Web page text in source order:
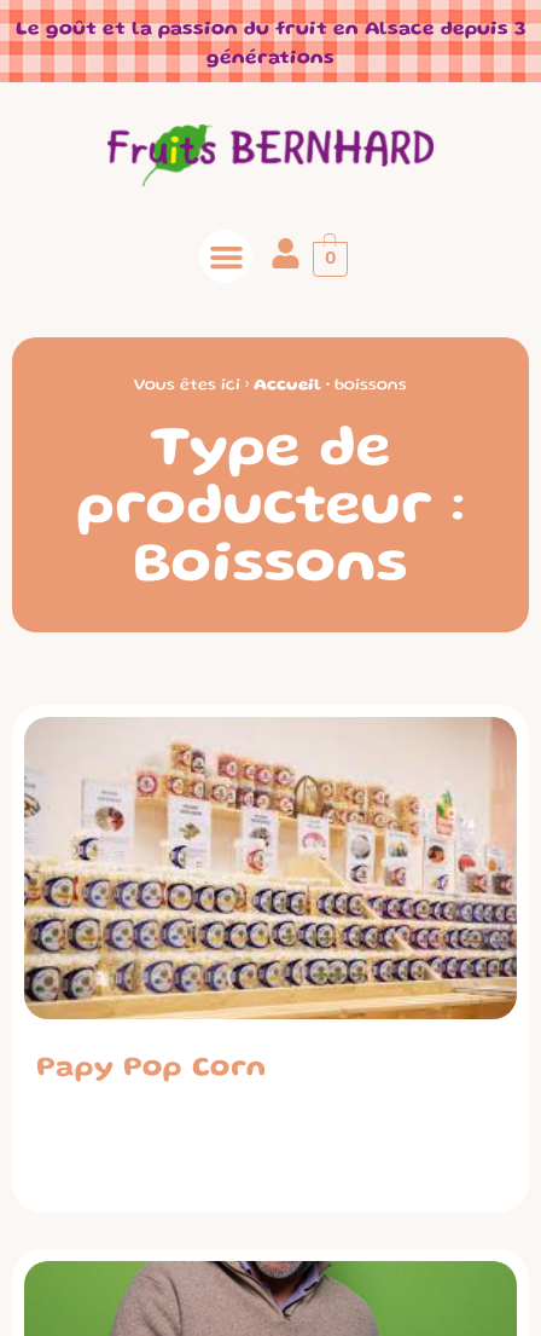
Le goût et la passion du fruit en Alsace depuis 3
générations
0
Vous êtes ici › Accueil • boissons
Type de
producteur :
Boissons
Papy Pop Corn
Panneau de gestion des cookies